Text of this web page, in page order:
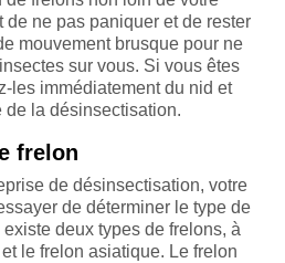
de ne pas paniquer et de rester
mouvement brusque pour ne
sur vous. Si vous êtes
les immédiatement du nid et
la désinsectisation.
frelon
de désinsectisation, votre
de déterminer le type de
deux types de frelons, à
le frelon asiatique. Le frelon